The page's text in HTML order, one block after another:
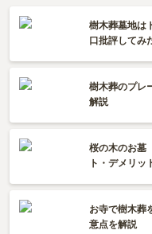
奈良
島根
香川
愛媛
徳島
宮崎
佐賀
熊本
長崎
沖縄
樹木葬墓地は
口批評してみ
樹木葬のプレ
解説
桜の木のお墓
ト・デメリッ
お寺で樹木葬
意点を解説